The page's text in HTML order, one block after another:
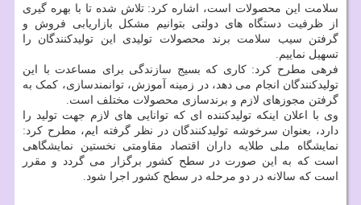
سلامت این محصولات است، اشاره کرد: تلاش شده تا با بهره گیری
از ظرفیت دستگاه های دولتی بتوانیم مشکل بازاریابی فروش و
گرفتن سیب سلامت برند محصولات تولیدی این تولیدکنندگان را
تسهیل نماییم.
فرهی مطرح کرد: کاری که بسیج سازندگی برای مساعدت با این
تولیدکنندگان انجام می دهد، در زمینه آموزش، توانمندسازی، کمک به
گرفتن مجوزهای لازم و برندسازی محصولات مختلف است.
وی با اعلان اینکه تولیدکننده ای که توانایی های لازم جهت تولید را
دارد، بعنوان سرخوشه تولیدکنندگان در نظر گرفته ایم، مطرح کرد:
نمایشگاه ملی طلایه داران اقتصاد مقاومتی نخستین نمایشگاهی
است که به این صورت در سطح کشور برگزار می گردد و مقرر
است که سالانه در دو مرحله در سطح کشور اجرا شود.